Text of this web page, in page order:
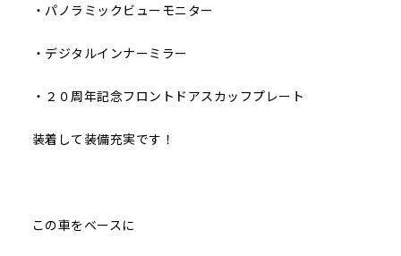
・パノラミックビューモニター
・デジタルインナーミラー
・２０周年記念フロントドアスカッフプレート
装着して装備充実です！
この車をベースに